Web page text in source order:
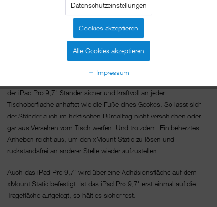
wird auf eine ähnliche Adhäsionsplatte gedrückt. So lässt es sich
gut sichtbar auf jedem Tisch oder Tresen platzieren, bei Bedarf aber
auch jederzeit abnehmen und in den Händen halten.
sicher und schwer in der Hand. Unter dem Fuss sind zwei Gel-
der iPad Pro 9,7" Ständer sicher und kraftvoll an jeder
Tischoberfläche anhaftet wie die Füße eines Geckos. So lässt sich
der Ständer auch im hektischen Büroalltag nicht verschieben oder
gar aus Versehen vom Tisch werfen. Und trotzdem: Ein beherztes
Anheben reicht aus, um den xMount Static zu lösen und
rückstandsfrei an anderer Stelle wieder aufzustellen.
Auch das iPad Pro 9,7" wird über eine Adhäsionsfläche auf dem
xMount Static befestigt. Ist das iPad Pro 9,7" erst einmal auf die
Tragefläche aufgelegt, so hält es sicher fest.
Datenschutzeinstellungen
Cookies akzeptieren
Alle Cookies akzeptieren
Impressum